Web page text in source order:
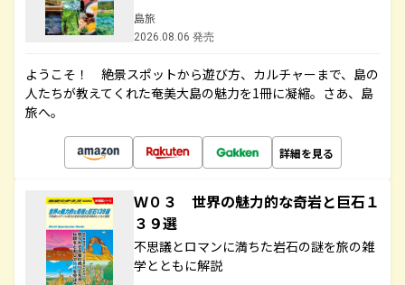
島旅
2026.08.06 発売
ようこそ！ 絶景スポットから遊び方、カルチャーまで、島の
人たちが教えてくれた奄美大島の魅力を1冊に凝縮。さあ、島
旅へ。
詳細を見る
Ｗ０３ 世界の魅力的な奇岩と巨石１
３９選
不思議とロマンに満ちた岩石の謎を旅の雑
学とともに解説